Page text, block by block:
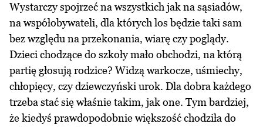
Wystarczy spojrzeć na wszystkich jak na sąsiadów,
na współobywateli, dla których los będzie taki sam
bez względu na przekonania, wiarę czy poglądy.
Dzieci chodzące do szkoły mało obchodzi, na którą
partię głosują rodzice? Widzą warkocze, uśmiechy,
chłopięcy, czy dziewczyński urok. Dla dobra każdego
trzeba stać się właśnie takim, jak one. Tym bardziej,
że kiedyś prawdopodobnie większość chodziła do